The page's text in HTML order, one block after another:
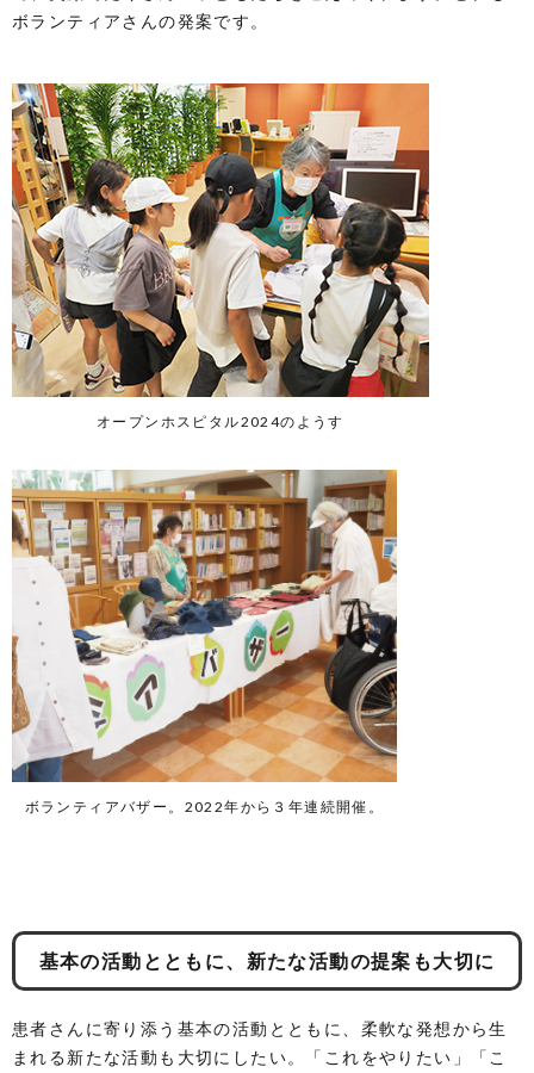
ボランティアさんの発案です。
オープンホスピタル2024のようす
ボランティアバザー。2022年から３年連続開催。
基本の活動とともに、新たな活動の提案も大切に
患者さんに寄り添う基本の活動とともに、柔軟な発想から生
まれる新たな活動も大切にしたい。「これをやりたい」「こ